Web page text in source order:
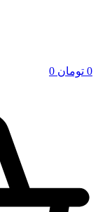
0 تومان 0